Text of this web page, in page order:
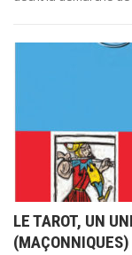
LE TAROT, UN
(MAÇONNIQUES)